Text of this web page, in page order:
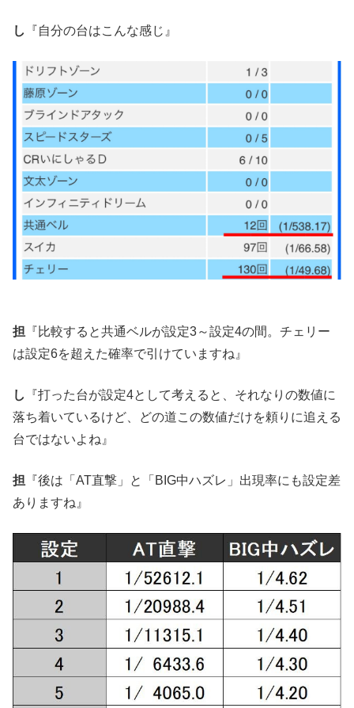
し 『自分の台はこんな感じ』
担 『比較すると共通ベルが設定3～設定4の間。チェリー
は設定6を超えた確率で引けていますね』
し
『打った台が設定4として考えると、それなりの数値に
落ち着いているけど、どの道この数値だけを頼りに追える
台ではないよね』
担 『後は「AT直撃」と「BIG中ハズレ」出現率にも設定差
ありますね』